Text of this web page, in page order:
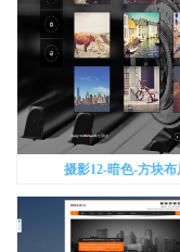
摄影12-暗色-方块布